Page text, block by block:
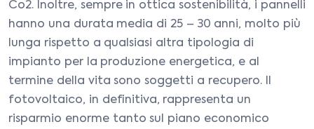
Co2. Inoltre, sempre in ottica sostenibilità, i pannelli
hanno una durata media di 25 – 30 anni, molto più
lunga rispetto a qualsiasi altra tipologia di
impianto per la produzione energetica, e al
termine della vita sono soggetti a recupero. Il
fotovoltaico, in definitiva, rappresenta un
risparmio enorme tanto sul piano economico